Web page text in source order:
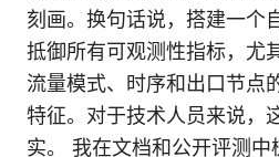
刻画。换句话说，搭建一个
抵御所有可观测性指标，尤
流量模式、时序和出口节点
特征。对于技术人员来说，
实。 我在文档和公开评测